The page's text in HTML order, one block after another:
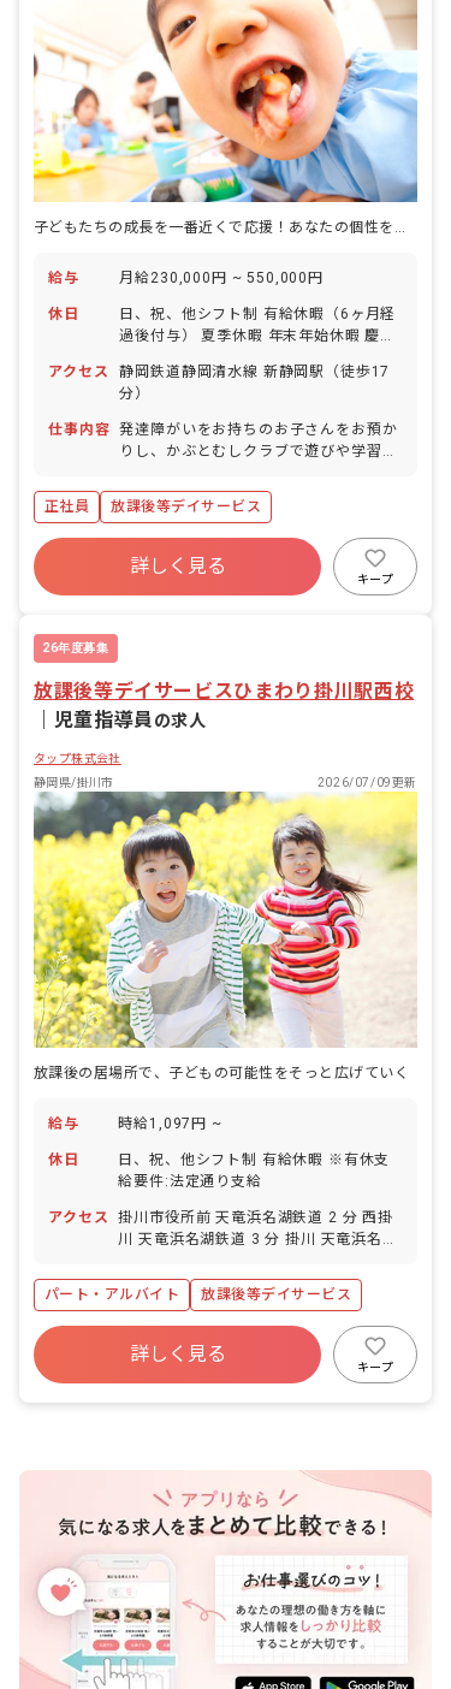
給与 月給230,000円 ~ 550,000円
休日
日、祝、他シフト制 有給休暇（6ヶ月経
過後付与） 夏季休暇 年末年始休暇 慶弔
アクセス
静岡鉄道静岡清水線 新静岡駅（徒歩17
分）
仕事内容 発達障がいをお持ちのお子さんをお預か
りし、かぶとむしクラブで遊びや学習を
をして頂きます。お子さんによっては学
習支援をする場合もあります。決められ
た仕事内容をこなすのではなく、どうす
れば良いか自ら考え行動して頂く必要が
あります。 ■保育方針：該当なし
正社員 放課後等デイサービス
詳しく見る
キープ
26年度募集
放課後等デイサービスひまわり掛川駅西校
児童指導員 の求人
タップ株式会社
静岡県/掛川市
2026/07/09更新
放課後の居場所で、子どもの可能性をそっと広げていく
給与 時給1,097円 ~
休日
日、祝、他シフト制 有給休暇 ※有休支
給要件:法定通り支給
アクセス
掛川市役所前 天竜浜名湖鉄道 2 分 西掛
川 天竜浜名湖鉄道 3 分 掛川 天竜浜名湖
川 JR東海道本線 19 分
パート・アルバイト 放課後等デイサービス
詳しく見る
キープ